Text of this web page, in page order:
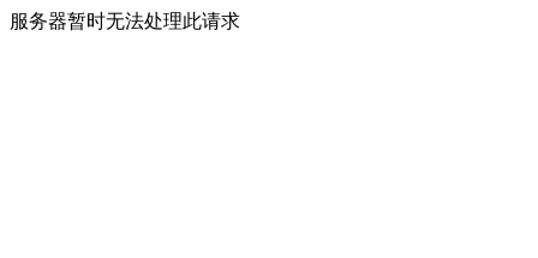
服务器暂时无法处理此请求